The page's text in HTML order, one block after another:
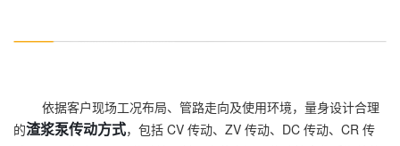
依据客户现场工况布局、管路走向及使用环境，量身设计合理
的渣浆泵传动方式，包括 CV 传动、ZV 传动、DC 传动、CR 传